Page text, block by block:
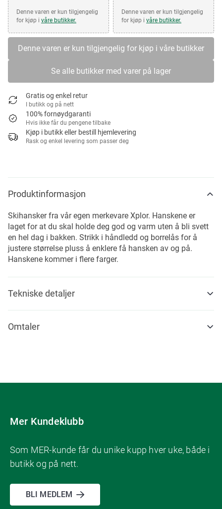
Denne varen er kun tilgjengelig
for kjøp i våre butikker.
Denne varen er kun tilgjengelig
for kjøp i våre butikker.
Denne varen er kun tilgjengelig for kjøp i våre butikker
Se alle butikker med varer på lager
Gratis og enkel retur
I butikk og på nett
100% fornøydgaranti
Hvis ikke får du pengene tilbake
Kjøp i butikk eller bestill hjemlevering
Rask og enkel levering som passer deg
Produktinformasjon
Skihansker fra vår egen merkevare Xplor. Hanskene er
laget for at du skal holde deg god og varm uten å bli svett
en hel dag i bakken. Strikk i håndledd og borrelås for å
justere størrelse pluss å enklere få hansken av og på.
Hanskene kommer i flere farger.
Tekniske detaljer
Omtaler
Mer Kundeklubb
Som MER-kunde får du unike kupp hver uke, både i
butikk og på nett.
BLI MEDLEM